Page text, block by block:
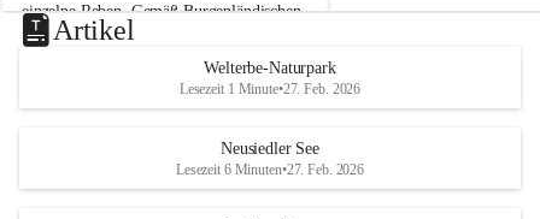
u
s
d
S
einzelne Reben. Gemäß Burgenländischen
Weinbaugesetz sind nicht gepflegte oder
unzulässige Weingärten zu roden! Bitte
helfen wir zusammen um unsere Winzer
vor den prognostizierten Ernteausfällen
und den daraus folgenden wirtschaftlichen
u
e
d
r
S
Artikel
Welterbe-Naturpark
Lesezeit 1 Minute•27. Feb. 2026
Neusiedler See
Lesezeit 6 Minuten•27. Feb. 2026